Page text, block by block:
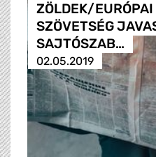
ZÖLDEK/
SZÖVETSÉG
SAJTÓSZAB…
02.05.2019